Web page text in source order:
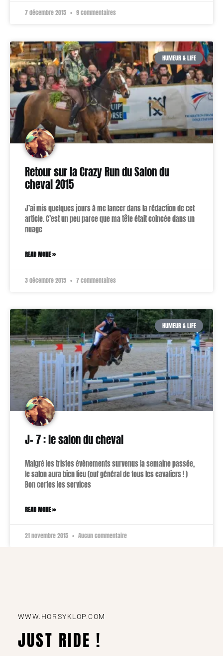
7 décembre 2015 9 commentaires
HUMEUR & LIFE
Retour sur la Crazy Run du Salon du
cheval 2015
J’ai mis quelques jours à me lancer dans la rédaction de cet
article. C’est un peu parce que ma tête était coincée dans un
nuage
READ MORE »
3 décembre 2015 7 commentaires
HUMEUR & LIFE
J- 7 : le salon du cheval
Malgré les tristes évènements survenus la semaine passée,
le salon aura bien lieu (ouf général de tous les cavaliers ! )
Bon certes les services
READ MORE »
21 novembre 2015 Aucun commentaire
WWW.HORSYKLOP.COM
JUST RIDE !